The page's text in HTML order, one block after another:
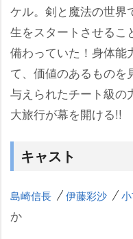
ケル。剣と魔法の世界
生をスタートさせるこ
備わっていた！身体能
て、価値のあるもの
与えられたチート級の
大旅行が幕を開ける!!
キャスト
島崎信長 伊藤彩沙
か